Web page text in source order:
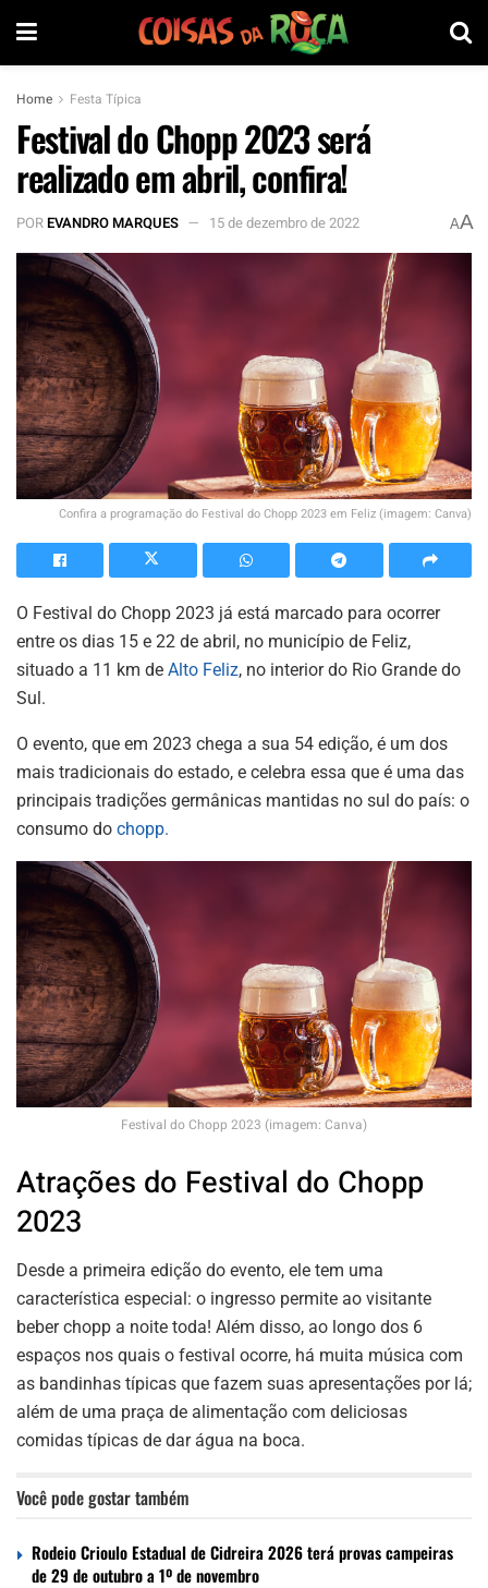
Home Festa Típica
Festival do Chopp 2023 será
realizado em abril, confira!
POREVANDRO MARQUES 15 de dezembro de 2022 AA
Confira a programação do Festival do Chopp 2023 em Feliz (imagem: Canva)
O Festival do Chopp 2023 já está marcado para ocorrer
entre os dias 15 e 22 de abril, no município de Feliz,
situado a 11 km de Alto Feliz, no interior do Rio Grande do
Sul.
O evento, que em 2023 chega a sua 54 edição, é um dos
mais tradicionais do estado, e celebra essa que é uma das
principais tradições germânicas mantidas no sul do país: o
consumo do chopp.
Festival do Chopp 2023 (imagem: Canva)
Atrações do Festival do Chopp
2023
Desde a primeira edição do evento, ele tem uma
característica especial: o ingresso permite ao visitante
beber chopp a noite toda! Além disso, ao longo dos 6
espaços nos quais o festival ocorre, há muita música com
as bandinhas típicas que fazem suas apresentações por lá;
além de uma praça de alimentação com deliciosas
comidas típicas de dar água na boca.
Você pode gostar também
Rodeio Crioulo Estadual de Cidreira 2026 terá provas campeiras
de 29 de outubro a 1º de novembro